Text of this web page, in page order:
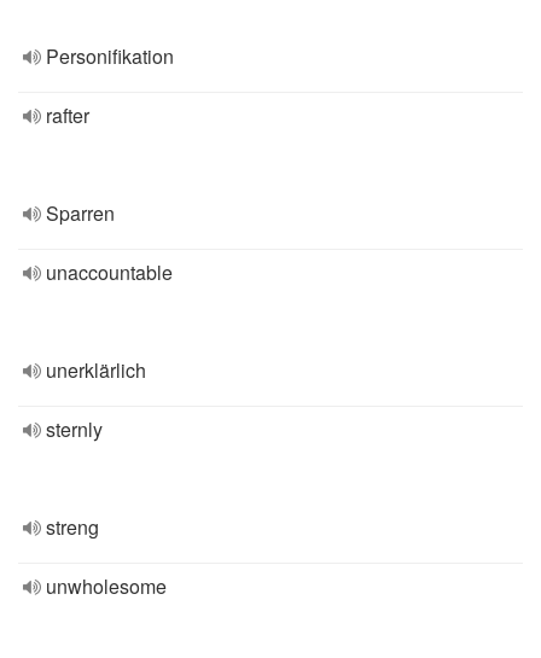
Personifikation
rafter
Sparren
unaccountable
unerklärlich
sternly
streng
unwholesome